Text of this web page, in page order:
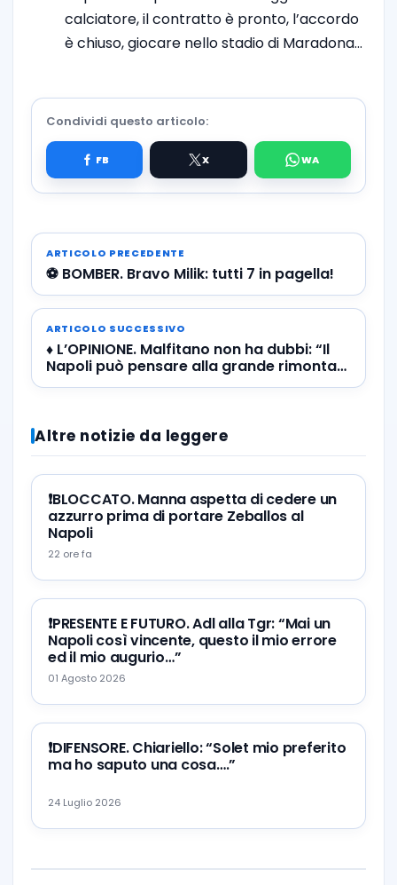
calciatore, il contratto è pronto, l’accordo
è chiuso, giocare nello stadio di Maradona…
Condividi questo articolo:
ARTICOLO PRECEDENTE
⚽️ BOMBER. Bravo Milik: tutti 7 in pagella!
ARTICOLO SUCCESSIVO
♦️ L’OPINIONE. Malfitano non ha dubbi: “Il
Napoli può pensare alla grande rimonta
in ottica Champions”
Altre notizie da leggere
❗️BLOCCATO. Manna aspetta di cedere un
azzurro prima di portare Zeballos al
Napoli
22 ore fa
❗️PRESENTE E FUTURO. Adl alla Tgr: “Mai un
Napoli così vincente, questo il mio errore
ed il mio augurio…”
01 Agosto 2026
❗️DIFENSORE. Chiariello: “Solet mio preferito
ma ho saputo una cosa….”
24 Luglio 2026